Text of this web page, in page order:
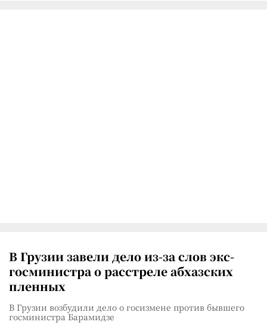
В Грузии завели дело из-за слов экс-
госминистра о расстреле абхазских
пленных
В Грузии возбудили дело о госизмене против бывшего
госминистра Барамидзе